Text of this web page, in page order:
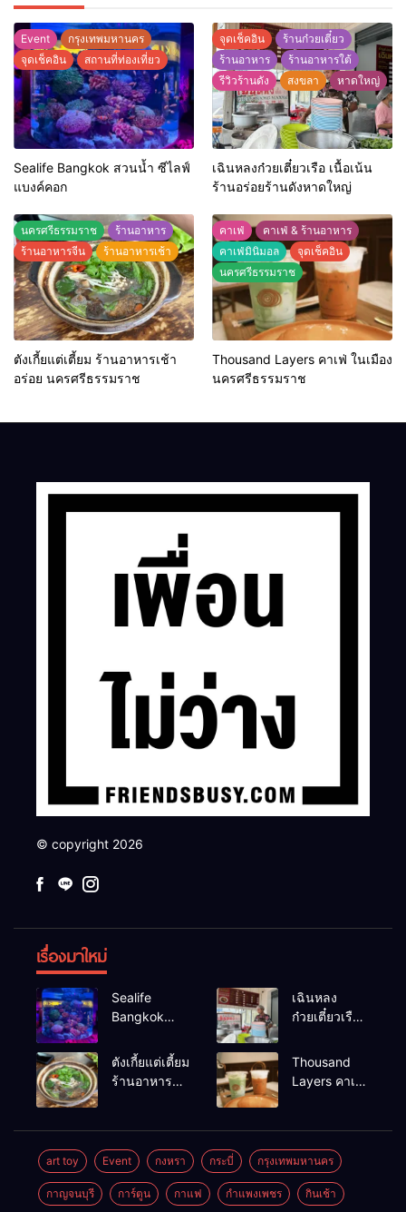
Event
กรุงเทพมหานคร
จุดเช็คอิน
สถานที่ท่องเที่ยว
Sealife Bangkok สวนน้ำ ซีไลฟ์
แบงค์คอก
จุดเช็คอิน
ร้านก๋วยเตี๋ยว
ร้านอาหาร
ร้านอาหารใต้
รีวิวร้านดัง
สงขลา หาดใหญ่
เฉินหลงก๋วยเตี๋ยวเรือ เนื้อเน้น
ร้านอร่อยร้านดังหาดใหญ่
นครศรีธรรมราช
ร้านอาหาร
ร้านอาหารจีน
ร้านอาหารเช้า
ตังเกี้ยแต่เตี้ยม ร้านอาหารเช้า
อร่อย นครศรีธรรมราช
คาเฟ่
คาเฟ่ & ร้านอาหาร
คาเฟ่มินิมอล
จุดเช็คอิน
นครศรีธรรมราช
Thousand Layers คาเฟ่ ในเมือง
นครศรีธรรมราช
© copyright 2026
เรื่องมาใหม่
Sealife
Bangkok
แบงค์คอก
เฉินหลง
ก๋วยเตี๋ยวเรือ
อร่อยร้านดัง
หาดใหญ่
ตังเกี้ยแต่เตี้ยม
ร้านอาหาร
Thousand
Layers คาเฟ่
art toy Event กงหรา กระบี่ กรุงเทพมหานคร
กาญจนบุรี การ์ตูน กาแฟ กำแพงเพชร กินเช้า